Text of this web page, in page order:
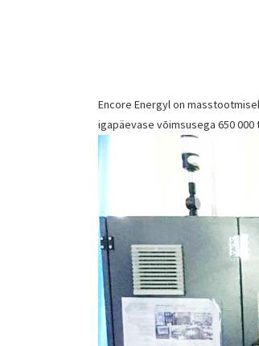
Encore Energyl on
igapäevase võimsusega 650